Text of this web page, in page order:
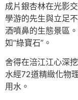
成片銀杏林在光影
學游的先生與立足
酒噴鼻的生態景區
如“綠寶石”。
舍得在涪江江心深
水經72道精緻化物
用水。